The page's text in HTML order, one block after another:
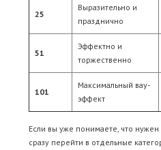
25
Выразительно и
празднично
51
Эффектно и
торжественно
101
Максимальный вау-
эффект
Если вы уже понимаете, что
сразу перейти в отдельные